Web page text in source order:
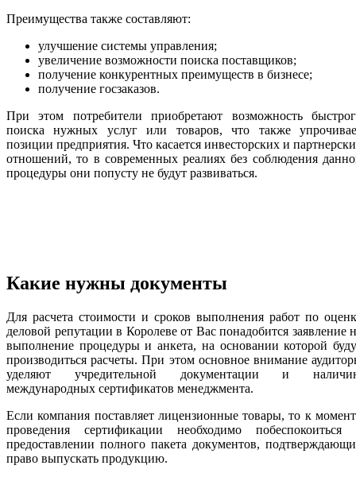
Преимущества также составляют:
улучшение системы управления;
увеличение возможности поиска поставщиков;
получение конкурентных преимуществ в бизнесе;
получение госзаказов.
При этом потребители приобретают возможность
поиска нужных услуг или товаров, что также
позиции предприятия. Что касается инвесторских и
отношений, то в современных реалиях без соблюдения
процедуры они попусту не будут развиваться.
Какие нужны документы
Для расчета стоимости и сроков выполнения работ по
деловой репутации в Королеве от Вас понадобится заявление
выполнение процедуры и анкета, на основании которой
производиться расчеты. При этом основное внимание
уделяют учредительной документации и
международных сертификатов менеджмента.
Если компания поставляет лицензионные товары, то к
проведения сертификации необходимо побеспокоиться
предоставлении полного пакета документов,
право выпускать продукцию.